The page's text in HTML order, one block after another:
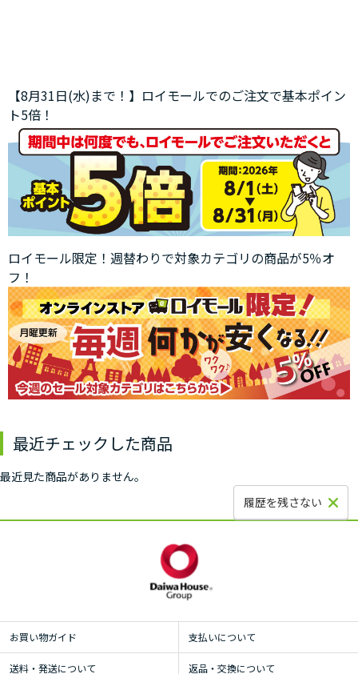
【8月31日(水)まで！】ロイモールでのご注文で基本ポイン
ト5倍！
ロイモール限定！週替わりで対象カテゴリの商品が5％オ
フ！
最近チェックした商品
最近見た商品がありません。
履歴を残さない
お買い物ガイド 支払いについて
送料・発送について 返品・交換について